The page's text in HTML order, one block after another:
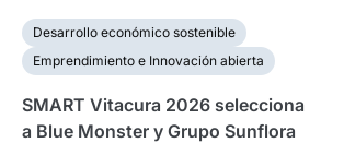
Desarrollo económico sostenible
Emprendimiento e Innovación abierta
SMART Vitacura 2026 selecciona
a Blue Monster y Grupo Sunflora